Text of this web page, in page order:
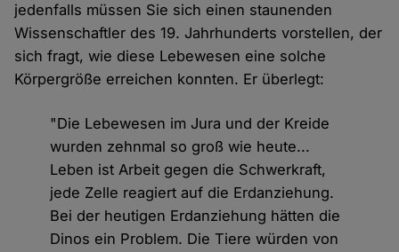
jedenfalls müssen Sie sich einen staunenden
Wissenschaftler des 19. Jahrhunderts vorstellen, der
sich fragt, wie diese Lebewesen eine solche
Körpergröße erreichen konnten. Er überlegt:
"Die Lebewesen im Jura und der Kreide
wurden zehnmal so groß wie heute...
Leben ist Arbeit gegen die Schwerkraft,
jede Zelle reagiert auf die Erdanziehung.
Bei der heutigen Erdanziehung hätten die
Dinos ein Problem. Die Tiere würden von